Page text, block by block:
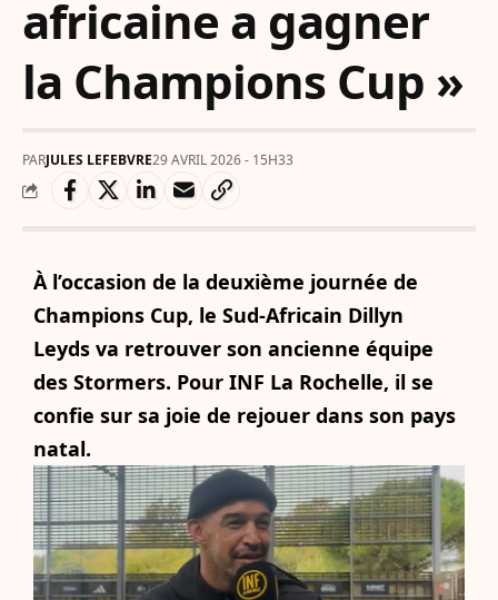
africaine a gagner
la Champions Cup »
PARJULES LEFEBVRE29 AVRIL 2026 - 15H33
À l’occasion de la deuxième journée de
Champions Cup, le Sud-Africain Dillyn
Leyds va retrouver son ancienne équipe
des Stormers. Pour INF La Rochelle, il se
confie sur sa joie de rejouer dans son pays
natal.